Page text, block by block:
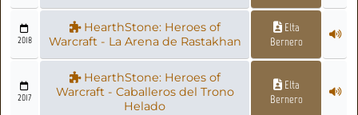
2018
HearthStone: Heroes of
Warcraft - La Arena de Rastakhan
Elta
Bernero
2017
HearthStone: Heroes of
Warcraft - Caballeros del Trono
Helado
Elta
Bernero